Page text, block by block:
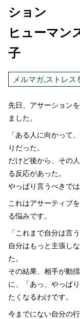
ション
ヒューマン
子
メルマガ,ストレス
先日、アサーション
ました。
「ある人に向かって
りだった。
だけど後から、その
る反応があった。
やっぱり言うべきで
これはアサーティブ
る悩みです。
「これまで自分は言
自分はもっと主張し
た。
その結果、相手が動
に、「あっ、やっぱ
たくなるわけです。
今までにない自分の